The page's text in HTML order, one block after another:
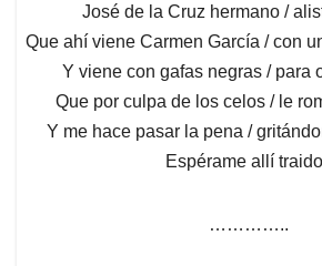
José de la Cruz hermano /
Que ahí viene Carmen García / con
Y viene con gafas negras / para
Que por culpa de los celos / le
Y me hace pasar la pena /
Espérame allí
…………..